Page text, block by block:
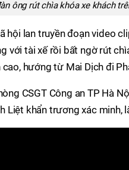
ông rút chìa khóa xe khách
hội lan truyền đoạn video
với tài xế rồi bất ngờ rút
hướng từ Mai Dịch đi
CSGT Công an TP Hà
Liệt khẩn trương xác minh,